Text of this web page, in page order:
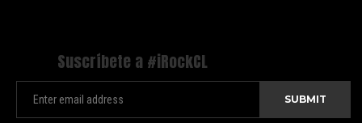
Suscríbete a #iRockCL